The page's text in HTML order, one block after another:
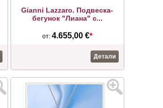
Gianni Lazzaro. Подвеска-
бегунок "Лиана" с...
от: 4.655,00 €*
Детали